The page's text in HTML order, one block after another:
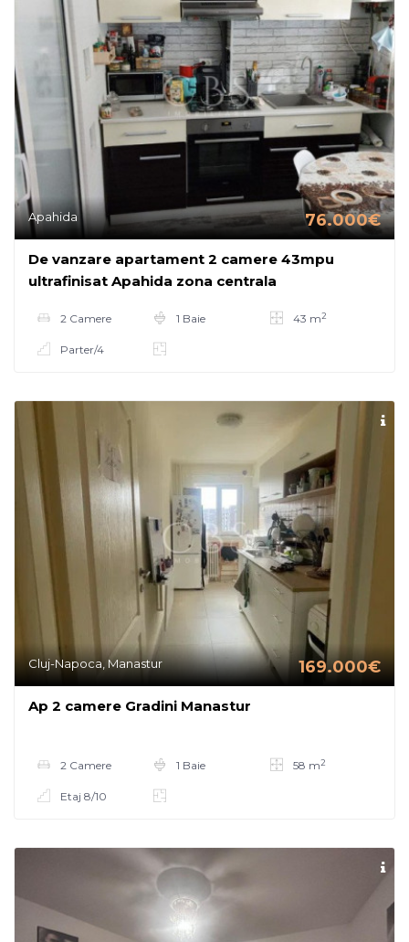
Apahida 76.000€
De vanzare apartament 2 camere 43mpu
ultrafinisat Apahida zona centrala
2 Camere 1 Baie 43 m2
Parter/4
Cluj-Napoca, Manastur 169.000€
Ap 2 camere Gradini Manastur
2 Camere 1 Baie 58 m2
Etaj 8/10